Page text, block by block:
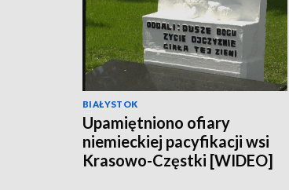
BIAŁYSTOK
Upamiętniono ofiary
niemieckiej pacyfikacji wsi
Krasowo-Częstki [WIDEO]